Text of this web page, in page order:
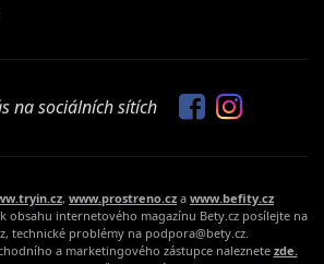
na sociálních sítích
, www.prostreno.cz a www.befity.cz
obsahu internetového magazínu Bety.cz posílejte na
technické problémy na podpora@bety.cz.
a marketingového zástupce naleznete zde.